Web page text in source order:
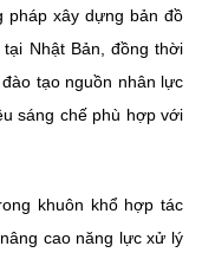
pháp xây dựng bản đồ
Nhật Bản, đồng thời
tạo nguồn nhân lực
sáng chế phù hợp với
khuôn khổ hợp tác
cao năng lực xử lý